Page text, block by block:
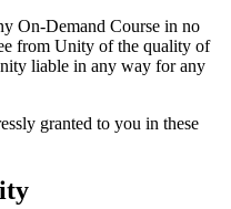
On-Demand Course in no
from Unity of the quality of
liable in any way for any
granted to you in these